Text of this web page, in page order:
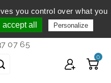
clientèle
au vendredi de 9h à 12h et
18h...
07 65
0
you control over what you
all Personalize